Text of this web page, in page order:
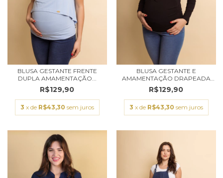
BLUSA GESTANTE FRENTE
DUPLA AMAMENTAÇÃO...
R$129,90
3 x de R$43,30 sem juros
BLUSA GESTANTE E
AMAMENTAÇÃO DRAPEADA
MA...
R$129,90
3 x de R$43,30 sem juros